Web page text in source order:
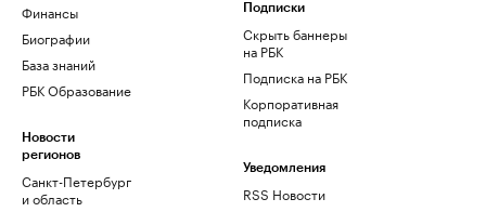
Финансы
Биографии
База знаний
РБК Образование
Новости
регионов
Санкт-Петербург
и область
Подписки
Скрыть баннеры
на РБК
Подписка на РБК
Корпоративная
подписка
Уведомления
RSS Новости